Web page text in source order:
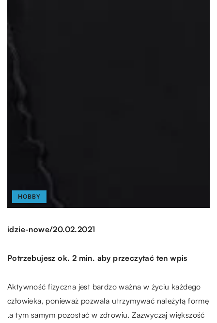
HOBBY
idzie-nowe/20.02.2021
Potrzebujesz ok. 2 min. aby przeczytać ten wpis
Aktywność fizyczna jest bardzo ważna w życiu każdego
człowieka, ponieważ pozwala utrzymywać należytą formę
,a tym samym pozostać w zdrowiu. Zazwyczaj większość